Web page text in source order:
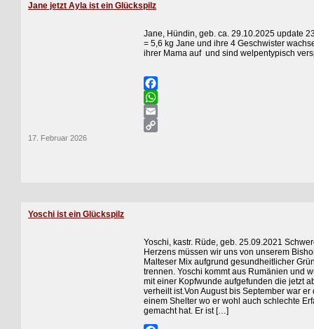
Jane jetzt Ayla ist ein Glückspilz
Jane, Hündin, geb. ca. 29.10.2025 update
= 5,6 kg Jane und ihre 4 Geschwister
ihrer Mama auf und sind welpentypisch
Facebook
WhatsApp
Email
Copy
17. Februar 2026
Yoschi ist ein Glückspilz
Yoschi, kastr. Rüde, geb. 25.09.2021
Herzens müssen wir uns von unserem
Malteser Mix aufgrund gesundheitlicher
trennen. Yoschi kommt aus Rumänien und
mit einer Kopfwunde aufgefunden die jetzt
verheilt ist.Von August bis September war er
einem Shelter wo er wohl auch schlechte
gemacht hat. Er ist […]